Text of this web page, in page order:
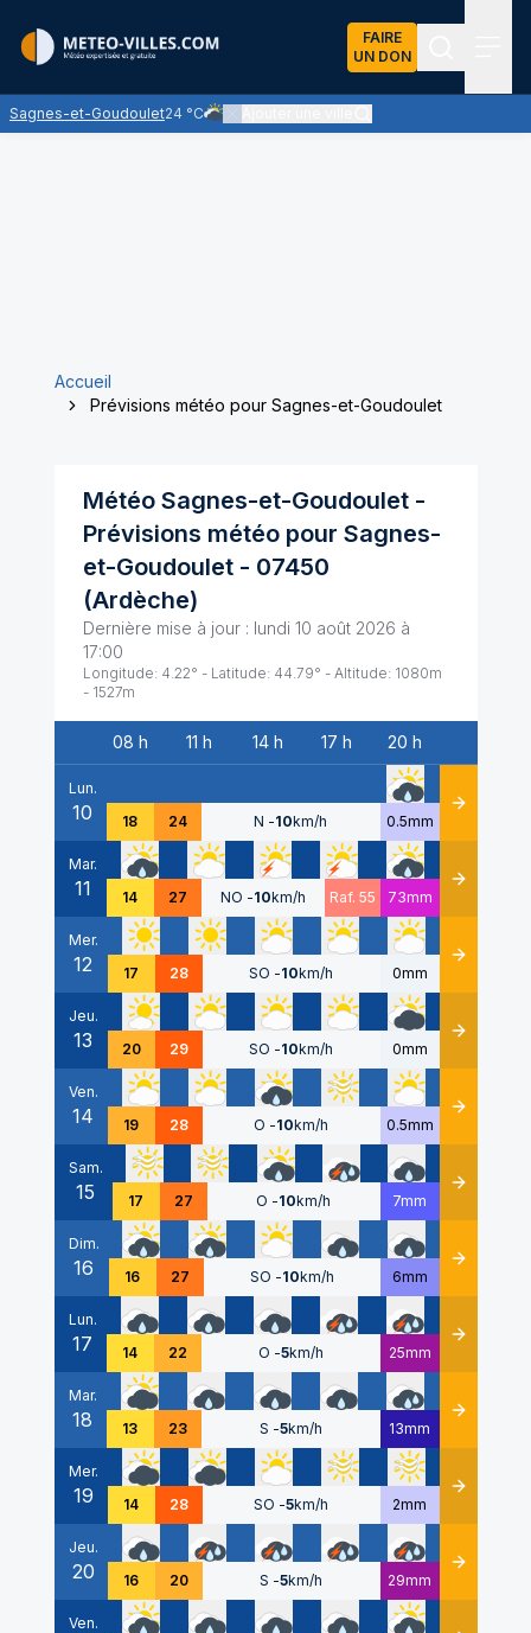
FAIRE
UN DON
Sagnes-et-Goudoulet24 °C
Ciel très nuageux - les nuages l'emportent
Accueil
Prévisions météo pour Sagnes-et-Goudoulet
Météo Sagnes-et-Goudoulet-
Prévisions météo pour Sagnes-
et-Goudoulet- 07450
(Ardèche)
Dernière mise à jour : lundi 10 août 2026 à
17:00
Longitude: 4.22° - Latitude: 44.79° - Altitude: 1080m
- 1527m
Date
08 h 11 h 14 h 17 h 20 h
Lun.
10 18 24 N -10km/h 0.5mm Détails
Mar.
11 14 27 NO -10km/h Raf. 55 73mm Détails
Mer.
12 17 28 SO -10km/h 0mm Détails
Jeu.
13 20 29 SO -10km/h 0mm Détails
Ven.
14 19 28 O -10km/h 0.5mm Détails
Sam.
15 17 27 O -10km/h 7mm Détails
Dim.
16 16 27 SO -10km/h 6mm Détails
Lun.
17 14 22 O -5km/h 25mm Détails
Mar.
18 13 23 S -5km/h 13mm Détails
Mer.
19 14 28 SO -5km/h 2mm Détails
Jeu.
20 16 20 S -5km/h 29mm Détails
Ven.